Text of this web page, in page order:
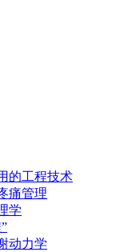
的工程技术
痛管理
学
动力学